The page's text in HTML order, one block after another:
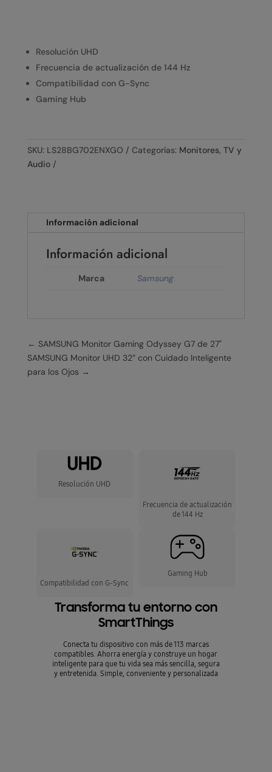
Resolución UHD
Frecuencia de actualización de 144 Hz
Compatibilidad con G-Sync
Gaming Hub
SKU: LS28BG702ENXGO Categorías: Monitores, TV y
Audio
Información adicional
Información adicional
Marca Samsung
← SAMSUNG Monitor Gaming Odyssey G7 de 27"
SAMSUNG Monitor UHD 32” con Cuidado Inteligente
para los Ojos →
Resolución UHD
Frecuencia de actualización
de 144 Hz
Compatibilidad con G-Sync
Gaming Hub
Transforma tu entorno con
SmartThings
Conecta tu dispositivo con más de 113 marcas
compatibles. Ahorra energía y construye un hogar
inteligente para que tu vida sea más sencilla, segura
y entretenida. Simple, conveniente y personalizada